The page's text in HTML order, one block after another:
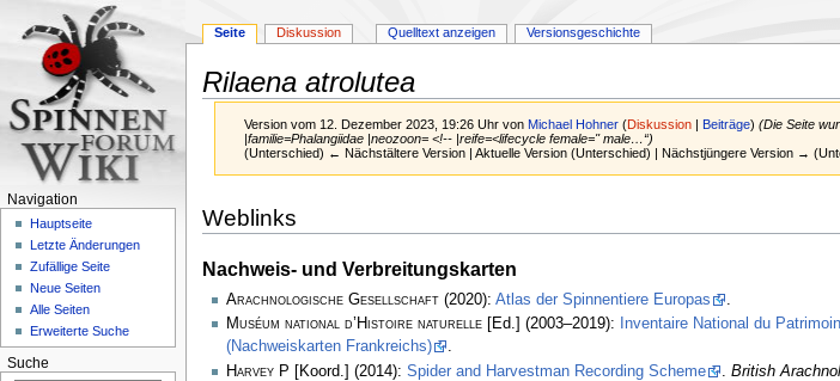
Rilaena atrolutea
Version vom 12. Dezember 2023, 19:26 Uhr von Michael Hohner (Diskussion Beiträge) (Die Seite
|familie=Phalangiidae |neozoon= <!-- |reife=<lifecycle female='' male…“)
(Unterschied) ← Nächstältere Version | Aktuelle Version (Unterschied) | Nächstjüngere Version →
Navigation
Suche
Weblinks
Nachweis- und Verbreitungskarten
Arachnologische Gesellschaft(2020): Atlas der Spinnentiere Europas
.
Muséum national d’Histoire naturelle[Ed.] (2003–2019):
Inventaire National du
(Nachweiskarten Frankreichs)
.
Harvey P [Koord.] (2014): Spider and Harvestman Recording Scheme British
Seite Diskussion Quelltext anzeigen Versionsgeschichte
Navigation
Hauptseite
Letzte Änderungen
Zufällige Seite
Neue Seiten
Alle Seiten
Erweiterte Suche
Suche